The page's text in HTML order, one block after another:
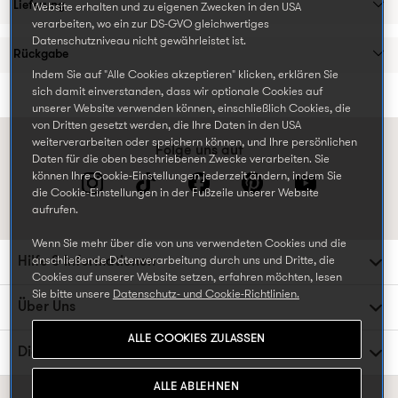
Lieferung
Rückgabe
Folge uns auf
Hilfe & Informationen
Über Uns
Die TK Maxx Familie
Website erhalten und zu eigenen Zwecken in den USA
verarbeiten, wo ein zur DS-GVO gleichwertiges
Datenschutzniveau nicht gewährleistet ist.
Indem Sie auf "Alle Cookies akzeptieren" klicken, erklären Sie
sich damit einverstanden, dass wir optionale Cookies auf
unserer Website verwenden können, einschließlich Cookies, die
von Dritten gesetzt werden, die Ihre Daten in den USA
weiterverarbeiten oder speichern können, und Ihre persönlichen
Daten für die oben beschriebenen Zwecke verarbeiten. Sie
können Ihre Cookie-Einstellungen jederzeit ändern, indem Sie
die Cookie-Einstellungen in der Fußzeile unserer Website
aufrufen.
Wenn Sie mehr über die von uns verwendeten Cookies und die
anschließende Datenverarbeitung durch uns und Dritte, die
Cookies auf unserer Website setzen, erfahren möchten, lesen
Sie bitte unsere Datenschutz- und Cookie-Richtlinien.
ALLE COOKIES ZULASSEN
ALLE ABLEHNEN